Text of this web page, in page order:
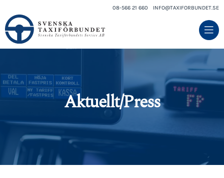
08-566 21 660 INFO@TAXIFORBUNDET.SE
Aktuellt/Press